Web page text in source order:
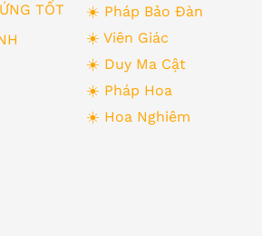
TỐT
☀️ Pháp Bảo Đàn
☀️ Viên Giác
☀️ Duy Ma Cật
☀️ Pháp Hoa
☀️ Hoa Nghiêm